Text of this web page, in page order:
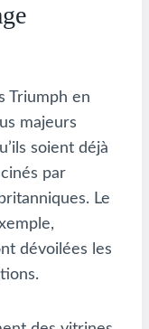
Triumph en
majeurs
soient déjà
par
Le
dévoilées les